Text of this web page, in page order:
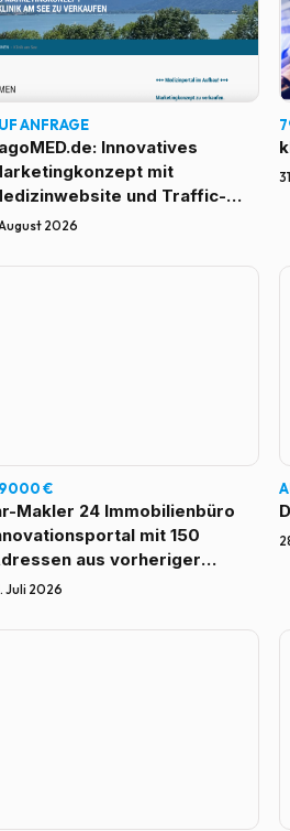
ANFRAGE
Innovatives
mit
und Traffic-
System + Premium-
August 2026
€
Makler 24 Immobilienbüro
mit 150
aus vorheriger
Juli 2026